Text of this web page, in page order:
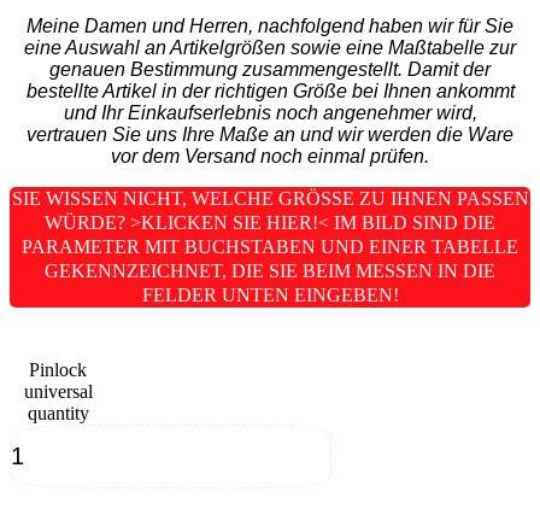
Meine Damen und Herren, nachfolgend haben wir für Sie
eine Auswahl an Artikelgrößen sowie eine Maßtabelle zur
genauen Bestimmung zusammengestellt. Damit der
bestellte Artikel in der richtigen Größe bei Ihnen ankommt
und Ihr Einkaufserlebnis noch angenehmer wird,
vertrauen Sie uns Ihre Maße an und wir werden die Ware
vor dem Versand noch einmal prüfen.
SIE WISSEN NICHT, WELCHE GRÖSSE ZU IHNEN PASSEN W
ÜRDE? >KLICKEN SIE HIER!< IM BILD SIND DIE P
ARAMETER MIT BUCHSTABEN UND EINER TABELLE G
EKENNZEICHNET, DIE SIE BEIM MESSEN IN DIE F
ELDER UNTEN EINGEBEN!
Pinlock
universal
quantity